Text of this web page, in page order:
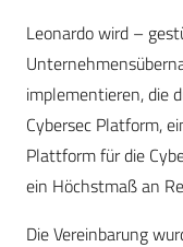
Leonardo wird –
implementieren, die
Cybersec Platform,
Plattform für die
ein Höchstmaß an
Die Vereinbarung